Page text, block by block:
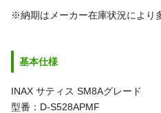
※納期はメーカー在庫状況により
基本仕様
INAX サティス SM8Aグレード
型番：D-S528APMF